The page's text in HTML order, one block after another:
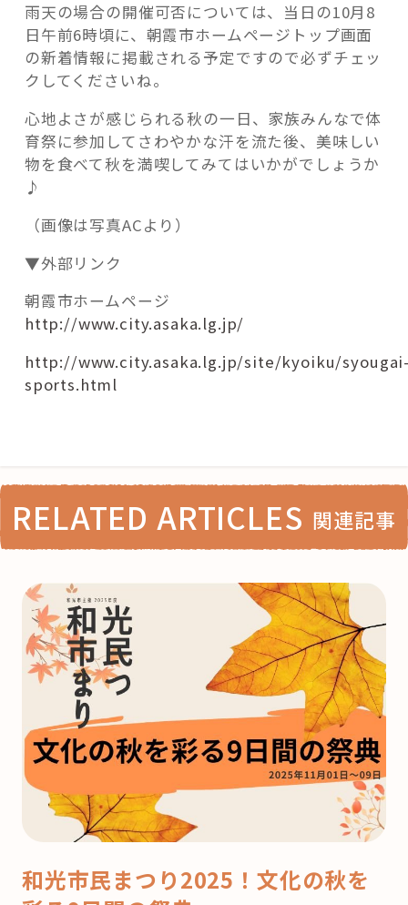
雨天の場合の開催可否については、当日の10月8
日午前6時頃に、朝霞市ホームページトップ画面
の新着情報に掲載される予定ですので必ずチェッ
クしてくださいね。
心地よさが感じられる秋の一日、家族みんなで体
育祭に参加してさわやかな汗を流た後、美味しい
物を食べて秋を満喫してみてはいかがでしょうか
♪
（画像は写真ACより）
▼外部リンク
朝霞市ホームページ
http://www.city.asaka.lg.jp/
http://www.city.asaka.lg.jp/site/kyoiku/
sports.html
RELATED ARTICLES 関連記事
和光市民まつり2025！文化の秋を